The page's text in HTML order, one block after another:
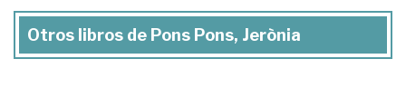
Otros libros de Pons Pons, Jerònia